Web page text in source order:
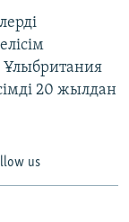
20 жылдан
us